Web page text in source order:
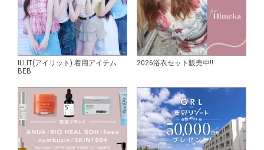
ILLIT(アイリット) 着用アイテム
BEB
2026浴衣セット販売中!!